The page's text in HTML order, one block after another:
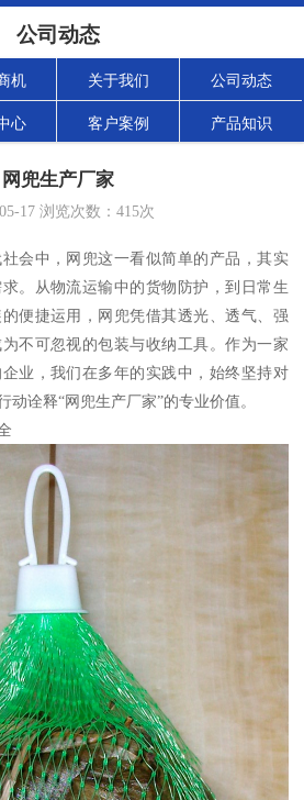
公司动态
机 关于我们 公司动态
心 客户案例 产品知识
网兜生产厂家
17浏览次数： 415次
会中，网兜这一看似简单的产品，其实
。从物流运输中的货物防护，到日常生
便捷运用，网兜凭借其透光、透气、强
不可忽视的包装与收纳工具。作为一家
业，我们在多年的实践中，始终坚持对
动诠释“网兜生产厂家”的专业价值。